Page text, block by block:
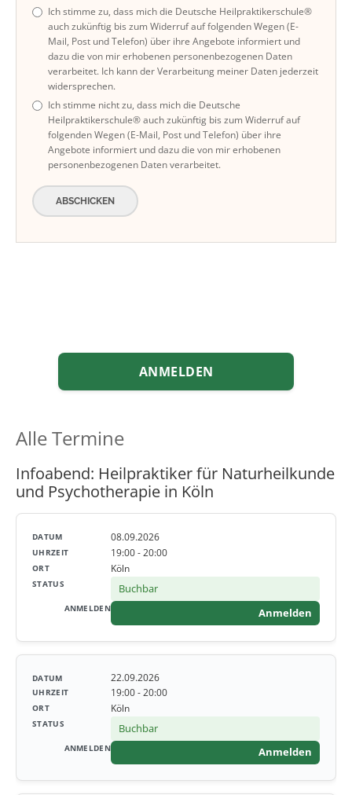
Ich stimme zu, dass mich die Deutsche Heilpraktikerschule®
auch zukünftig bis zum Widerruf auf folgenden Wegen (E-
Mail, Post und Telefon) über ihre Angebote informiert und
dazu die von mir erhobenen personenbezogenen Daten
verarbeitet. Ich kann der Verarbeitung meiner Daten jederzeit
widersprechen.
Ich stimme nicht zu, dass mich die Deutsche
Heilpraktikerschule® auch zukünftig bis zum Widerruf auf
folgenden Wegen (E-Mail, Post und Telefon) über ihre
Angebote informiert und dazu die von mir erhobenen
personenbezogenen Daten verarbeitet.
ABSCHICKEN
ANMELDEN
Alle Termine
Infoabend: Heilpraktiker für Naturheilkunde
und Psychotherapie in Köln
08.09.2026
19:00 - 20:00
Köln
Buchbar
Anmelden
22.09.2026
19:00 - 20:00
Köln
Buchbar
Anmelden